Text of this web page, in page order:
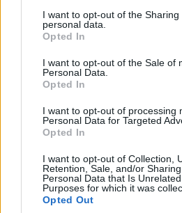
I want to opt-out of the Sharing
personal data.
Opted In
I want to opt-out of the Sale of
Personal Data.
Opted In
I want to opt-out of processing
Personal Data for Targeted
Opted In
I want to opt-out of Collection,
Retention, Sale, and/or
Personal Data that Is
Purposes for which it was
Opted Out
degli anni 80 Ross Perot, il
a proposito della burocrazia
Ricordo che quegli anni
l’azienda di Detroit: le
concorrenza delle
accelerava senza che GM
appropriato.
Ross Perot disse: